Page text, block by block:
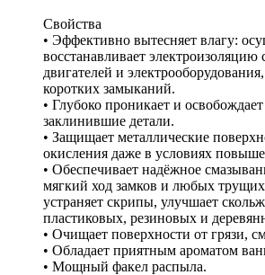
Свойства
• Эффективно вытесняет влагу:
восстанавливает
двигателей и
коротких замыканий.
• Глубоко проникает и
заклинившие детали.
• Защищает металлические
окисления даже в условиях
• Обеспечивает надёжное
мягкий ход замков и любых
устраняет скрипы, улучшает
пластиковых, резиновых и
• Очищает поверхности от грязи,
• Обладает приятным ароматом
• Мощный факел распыла.